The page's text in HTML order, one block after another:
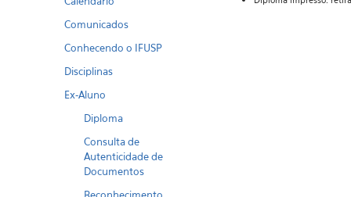
Comunicados
Conhecendo o IFUSP
Disciplinas
Ex-Aluno
Diploma
Consulta de
Autenticidade de
Documentos